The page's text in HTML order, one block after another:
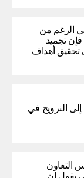
الرغم من
درهم، فإن تجميد
تحقيق أهداف
النرويج في
التعاون